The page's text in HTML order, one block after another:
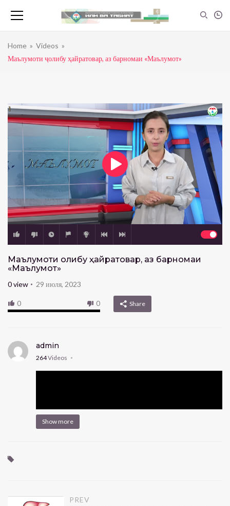
Home » Videos »
Маълумоти ҷолибу ҳайратовар, аз барномаи «Маълумот»
Маълумоти ҷолибу ҳайратовар, аз барномаи
«Маълумот»
0view 29 июля, 2023
0 0 Share
admin
264Videos
Show more
PREV